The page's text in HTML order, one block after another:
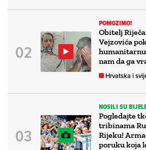
POMOZIMO!
Obitelj
Vejzovića
humanitarnu
nam da ga
Hrvatska i
NOSILI SU
Pogledajte
tribinama
Rijeku!
poruku koja